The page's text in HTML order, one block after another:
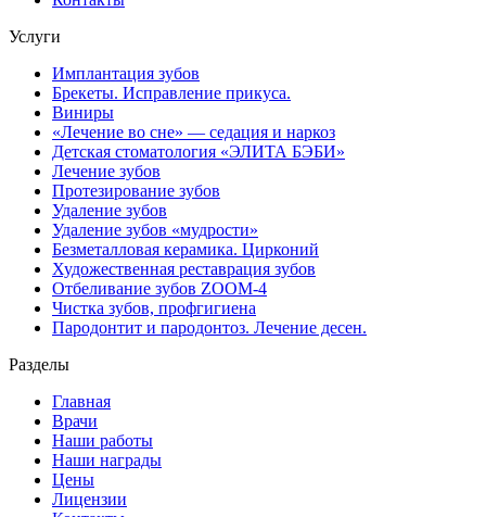
Услуги
Имплантация зубов
Брекеты. Исправление прикуса.
Виниры
«Лечение во сне» — седация и наркоз
Детская стоматология «ЭЛИТА БЭБИ»
Лечение зубов
Протезирование зубов
Удаление зубов
Удаление зубов «мудрости»
Безметалловая керамика. Цирконий
Художественная реставрация зубов
Отбеливание зубов ZOOM-4
Чистка зубов, профгигиена
Пародонтит и пародонтоз. Лечение десен.
Разделы
Главная
Врачи
Наши работы
Наши награды
Цены
Лицензии